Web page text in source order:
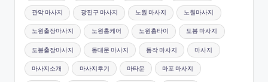
관악 마사지 광진구 마사지 노원 마사지 노원마사지
노원출장마사지 노원홈케어 노원홈타이 도봉 마사지
도봉출장마사지 동대문 마사지 동작 마사지 마사지
마사지소개 마사지후기 마타운 마포 마사지